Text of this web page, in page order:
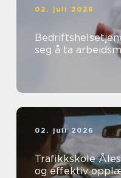
02. juli 2026
Bedriftshelsetjeneste hvorfor
seg å ta
02. juli 2026
Trafikkskole Ålesund slik finner
og effektiv